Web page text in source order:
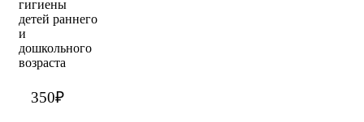
350₽